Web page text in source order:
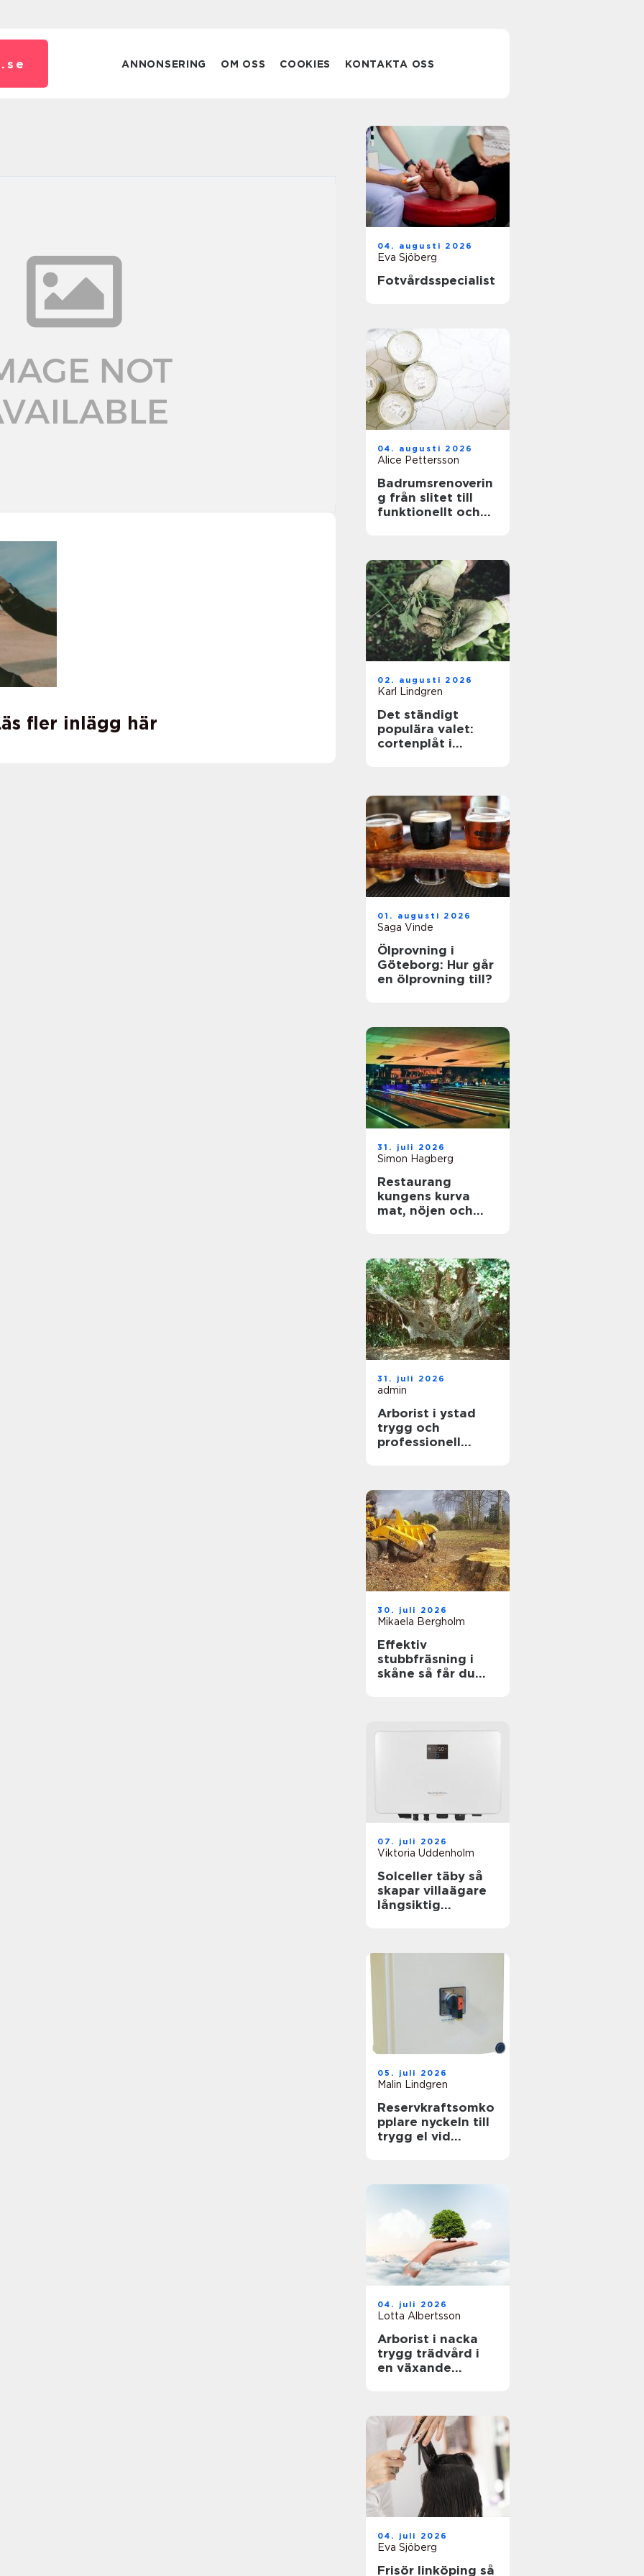
se ANNONSERING OM OSS COOKIES KONTAKTA OSS
fler inlägg här
04. augusti 2026
Eva Sjöberg
Fotvårdsspecialist
04. augusti 2026
Alice Pettersson
Badrumsrenoverin
g från slitet till
funktionellt och
02. augusti 2026
Karl Lindgren
Det ständigt
populära valet:
cortenplåt i
01. augusti 2026
Saga Vinde
Ölprovning i
Göteborg: Hur går
en ölprovning till?
31. juli 2026
Simon Hagberg
Restaurang
kungens kurva
mat, nöjen och
31. juli 2026
admin
Arborist i ystad
trygg och
professionell
30. juli 2026
Mikaela Bergholm
Effektiv
stubbfräsning i
skåne så får du
07. juli 2026
Viktoria Uddenholm
Solceller täby så
skapar villaägare
långsiktig
05. juli 2026
Malin Lindgren
Reservkraftsomko
pplare nyckeln till
trygg el vid
04. juli 2026
Lotta Albertsson
Arborist i nacka
trygg trädvård i
en växande
04. juli 2026
Eva Sjöberg
Frisör linköping så